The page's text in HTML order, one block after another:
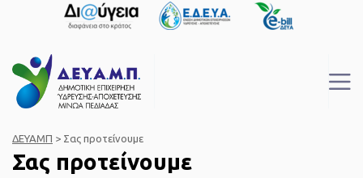
ΔΕΥΑΜΠ > Σας προτείνουμε
Σας προτείνουμε